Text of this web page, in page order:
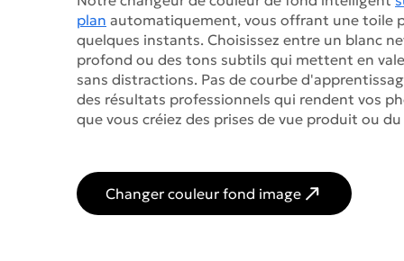
plan automatiquement, vous offrant une toile
quelques instants. Choisissez entre un blanc
profond ou des tons subtils qui mettent en
sans distractions. Pas de courbe
des résultats professionnels qui rendent vos
que vous créiez des prises de vue produit ou
Changer couleur fond image